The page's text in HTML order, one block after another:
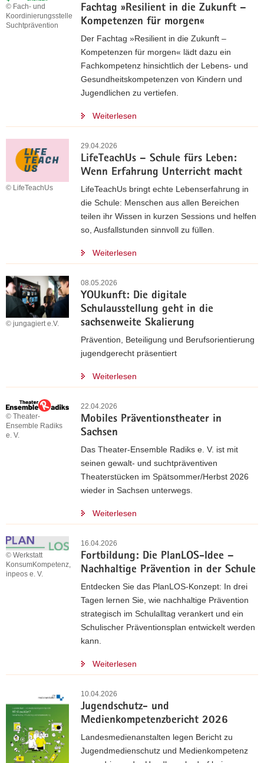
Fachtag »Resilient in die Zukunft –
Kompetenzen für morgen«
© Fach- und
Koordinierungsstelle
Suchtprävention
Der Fachtag »Resilient in die Zukunft –
Kompetenzen für morgen« lädt dazu ein
Fachkompetenz hinsichtlich der Lebens- und
Gesundheitskompetenzen von Kindern und
Jugendlichen zu vertiefen.
Weiterlesen
29.04.2026
LifeTeachUs – Schule fürs Leben:
Wenn Erfahrung Unterricht macht
© LifeTeachUs
LifeTeachUs bringt echte Lebenserfahrung in
die Schule: Menschen aus allen Bereichen
teilen ihr Wissen in kurzen Sessions und helfen
so, Ausfallstunden sinnvoll zu füllen.
Weiterlesen
08.05.2026
YOUkunft: Die digitale
Schulausstellung geht in die
sachsenweite Skalierung
© jungagiert e.V.
Prävention, Beteiligung und Berufsorientierung
jugendgerecht präsentiert
Weiterlesen
22.04.2026
Mobiles Präventionstheater in
Sachsen
© Theater-
Ensemble Radiks
e. V.
Das Theater-Ensemble Radiks e. V. ist mit
seinen gewalt- und suchtpräventiven
Theaterstücken im Spätsommer/Herbst 2026
wieder in Sachsen unterwegs.
Weiterlesen
16.04.2026
Fortbildung: Die PlanLOS-Idee –
Nachhaltige Prävention in der Schule
© Werkstatt
KonsumKompetenz,
inpeos e. V.
Entdecken Sie das PlanLOS-Konzept: In drei
Tagen lernen Sie, wie nachhaltige Prävention
strategisch im Schulalltag verankert und ein
Schulischer Präventionsplan entwickelt werden
kann.
Weiterlesen
10.04.2026
Jugendschutz- und
Medienkompetenzbericht 2026
Landesmedienanstalten legen Bericht zu
Jugendmedienschutz und Medienkompetenz